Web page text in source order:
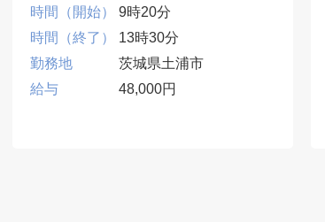
時間（開始）
9時20分
時間（終了）
13時30分
勤務地
茨城県土浦市
給与
48,000円